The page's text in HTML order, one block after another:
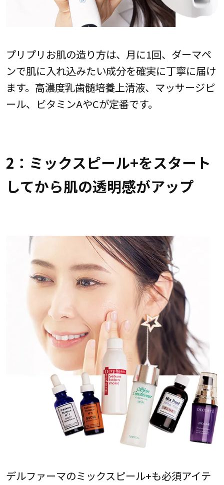
プリプリお肌の造り方は、月に1回、ダーマペ
ンで肌に入れ込みたい成分を確実に丁寧に届け
ます。高濃度乳歯髄培養上清液、マッサージピ
ール、ビタミンAやCが定番です。
2：ミックスピール+をスタート
してから肌の透明感がアップ
デルファーマのミックスピール+も必須アイテ